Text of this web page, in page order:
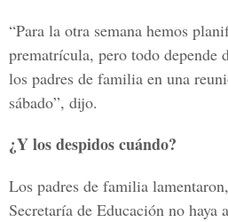
“Para la otra semana hemos
prematrícula, pero todo depende
los padres de familia en una
sábado”, dijo.
¿Y los despidos cuándo?
Los padres de familia
Secretaría de Educación no haya